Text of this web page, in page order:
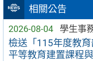
相關公告
2026-08-04 學生事
檢送「115年度教
平等教育建置課程